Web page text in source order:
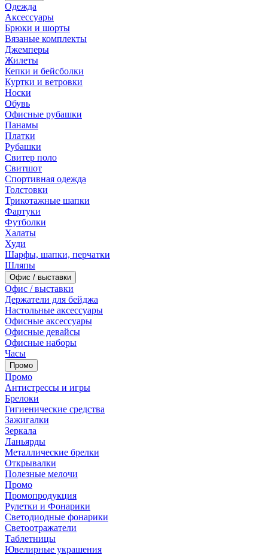
Одежда
Аксессуары
Брюки и шорты
Вязаные комплекты
Джемперы
Жилеты
Кепки и бейсболки
Куртки и ветровки
Носки
Обувь
Офисные рубашки
Панамы
Платки
Рубашки
Свитер поло
Свитшот
Спортивная одежда
Толстовки
Трикотажные шапки
Фартуки
Футболки
Халаты
Худи
Шарфы, шапки, перчатки
Шляпы
Офис / выставки
Офис / выставки
Держатели для бейджа
Настольные аксессуары
Офисные аксессуары
Офисные девайсы
Офисные наборы
Часы
Промо
Промо
Антистрессы и игры
Брелоки
Гигиенические средства
Зажигалки
Зеркала
Ланьярды
Металлические брелки
Открывалки
Полезные мелочи
Промо
Промопродукция
Рулетки и Фонарики
Светодиодные фонарики
Светоотражатели
Таблетницы
Ювелирные украшения